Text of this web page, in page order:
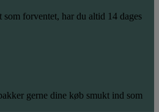
forventet, har du altid 14 dages
gerne dine køb smukt ind som